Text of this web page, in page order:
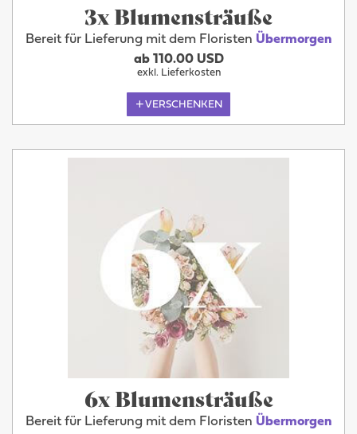
3x Blumensträuße
Bereit für Lieferung mit dem Floristen Übermorgen
ab 110.00 USD
exkl. Lieferkosten
VERSCHENKEN
6x Blumensträuße
Bereit für Lieferung mit dem Floristen Übermorgen